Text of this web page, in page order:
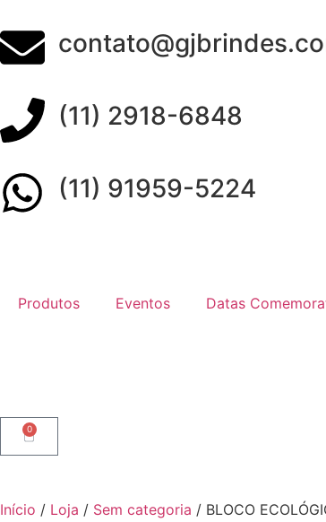
(11) 2918-6848
(11) 91959-5224
Produtos Eventos Datas
0
Início / Loja / Sem categoria / BLOCO